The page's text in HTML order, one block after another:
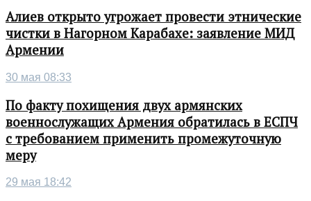
Алиев открыто угрожает провести этнические
чистки в Нагорном Карабахе: заявление МИД
Армении
30 мая 08:33
По факту похищения двух армянских
военнослужащих Армения обратилась в ЕСПЧ
с требованием применить промежуточную
меру
29 мая 18:42